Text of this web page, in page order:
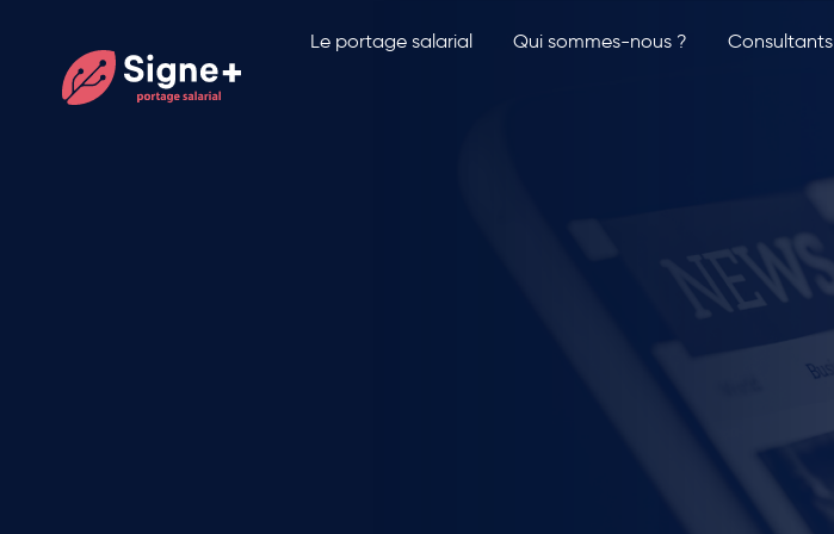
Le portage salarial Qui sommes-nous ? Consultants